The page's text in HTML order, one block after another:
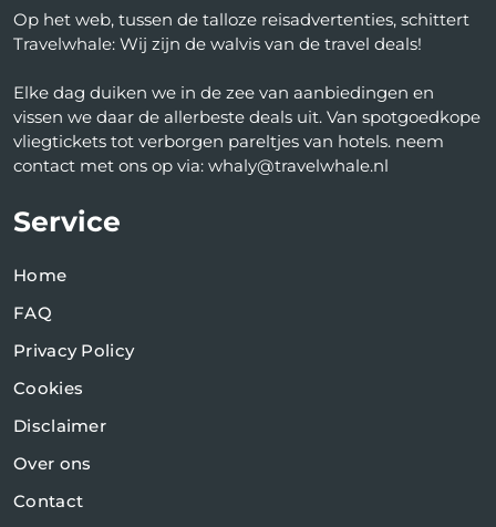
Op het web, tussen de talloze reisadvertenties, schittert
Travelwhale: Wij zijn de walvis van de travel deals!
Elke dag duiken we in de zee van aanbiedingen en
vissen we daar de allerbeste deals uit. Van spotgoedkope
vliegtickets tot verborgen pareltjes van hotels. neem
contact met ons op via: whaly@travelwhale.nl
Service
Home
FAQ
Privacy Policy
Cookies
Disclaimer
Over ons
Contact